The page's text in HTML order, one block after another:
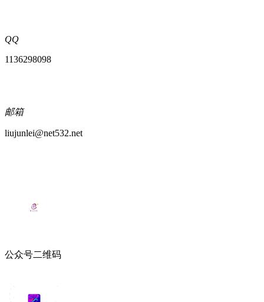
QQ
1136298098
邮箱
liujunlei@net532.net
公众号二维码